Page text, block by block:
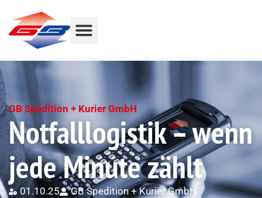
GB Spedition + Kurier GmbH
Notfalllogistik – wenn
jede Minute zählt
01.10.25 GB Spedition + Kurier GmbH